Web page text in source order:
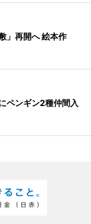
」再開へ 絵本作
ペンギン2種仲間入